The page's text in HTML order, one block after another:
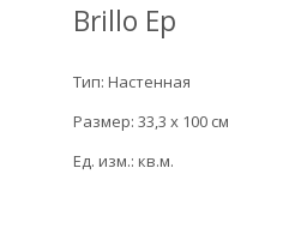
Brillo Ep
Тип: Настенная
Размер: 33,3 x 100 см
Ед. изм.: кв.м.